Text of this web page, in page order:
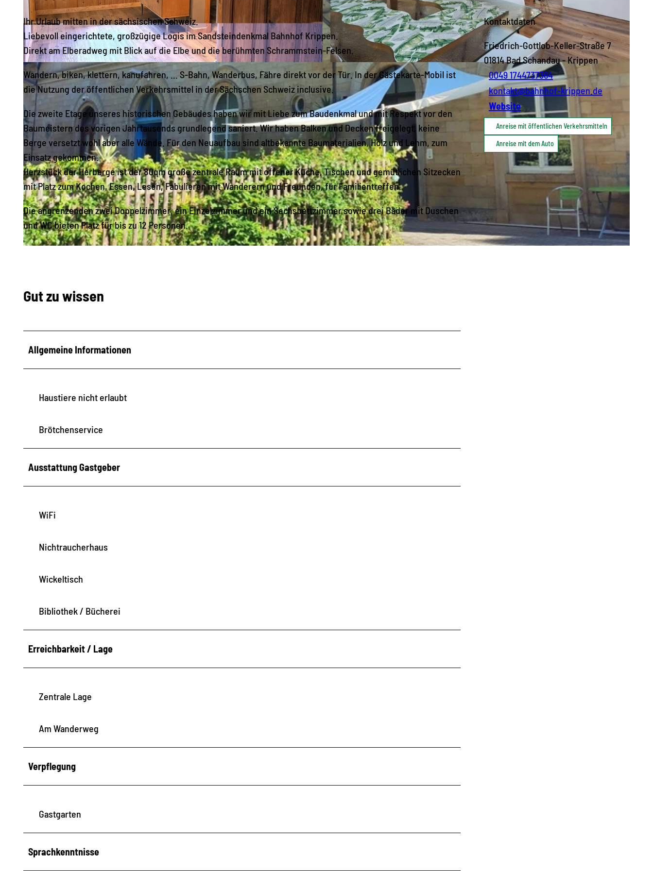
© Stefanie Mathy | CC-BY-ND © Stefanie Mathy | CC-BY-SA
Ihr Urlaub mitten in der sächsischen Schweiz.
Liebevoll eingerichtete, großzügige Logis im Sandsteindenkmal Bahnhof Krippen.
Direkt am Elberadweg mit Blick auf die Elbe und die berühmten Schrammstein-Felsen.
Wandern, biken, klettern, kanufahren, … S-Bahn, Wanderbus, Fähre direkt vor der Tür. In der Gästekarte-Mobil ist
die Nutzung der öffentlichen Verkehrsmittel in der Sächschen Schweiz inclusive.
Die zweite Etage unseres historischen Gebäudes haben wir mit Liebe zum Baudenkmal und mit Respekt vor den
Baumeistern des vorigen Jahrtausends grundlegend saniert. Wir haben Balken und Decken freigelegt, keine
Berge versetzt wohl aber alle Wände. Für den Neuaufbau sind altbekannte Baumaterialien, Holz und Lehm, zum
Einsatz gekommen.
Herzstück der Herberge ist der 80qm große zentrale Raum mit offener Küche, Tischen und gemütlichen Sitzecken
mit Platz zum Kochen, Essen, Lesen, Fabulieren mit Wanderern und Freunden, für Familientreffen.
Die angrenzenden zwei Doppelzimmer, ein Einzelzimmer und ein Sechsbettzimmer sowie drei Bäder mit Duschen
und WC bieten Platz für bis zu 12 Personen.
Gut zu wissen
Allgemeine Informationen
Haustiere nicht erlaubt
Brötchenservice
Ausstattung Gastgeber
WiFi
Nichtraucherhaus
Wickeltisch
Bibliothek / Bücherei
Erreichbarkeit / Lage
Zentrale Lage
Am Wanderweg
Verpflegung
Gastgarten
Sprachkenntnisse
Kontaktdaten
Friedrich-Gottlob-Keller-Straße 7
01814Bad Schandau- Krippen
0049 1744737364
kontakt@bahnhof-krippen.de
Website
Anreise mit öffentlichen Verkehrsmitteln
Anreise mit dem Auto